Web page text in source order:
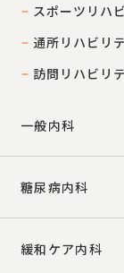
スポーツリハ
通所リハビリ
訪問リハビリ
一般内科
糖尿病内科
緩和ケア内科